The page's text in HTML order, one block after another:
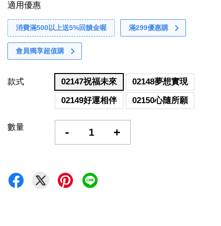
適用優惠
消費滿500以上送5%回饋金喔 滿299優惠購
會員獨享超值購
款式 02147祝福未來
02148夢想實現
02149好運相伴
02150心隨所願
數量 - +